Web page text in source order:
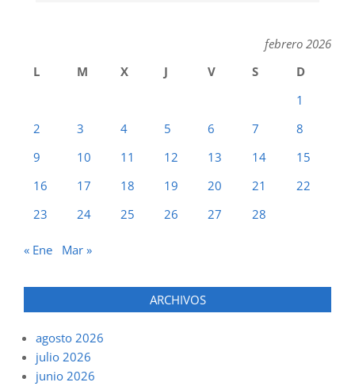
febrero 2026
L
M X J V S
D
1
2
3 4 5 6 7
8
9
10 11 12 13 14
15
16
17 18 19 20 21
22
23
24 25 26 27 28
« Ene Mar »
ARCHIVOS
agosto 2026
julio 2026
junio 2026